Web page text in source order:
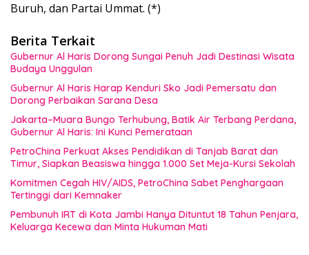
Buruh, dan Partai Ummat. (*)
Berita Terkait
Gubernur Al Haris Dorong Sungai Penuh Jadi Destinasi Wisata
Budaya Unggulan
Gubernur Al Haris Harap Kenduri Sko Jadi Pemersatu dan
Dorong Perbaikan Sarana Desa
Jakarta–Muara Bungo Terhubung, Batik Air Terbang Perdana,
Gubernur Al Haris: Ini Kunci Pemerataan
PetroChina Perkuat Akses Pendidikan di Tanjab Barat dan
Timur, Siapkan Beasiswa hingga 1.000 Set Meja-Kursi Sekolah
Komitmen Cegah HIV/AIDS, PetroChina Sabet Penghargaan
Tertinggi dari Kemnaker
Pembunuh IRT di Kota Jambi Hanya Dituntut 18 Tahun Penjara,
Keluarga Kecewa dan Minta Hukuman Mati